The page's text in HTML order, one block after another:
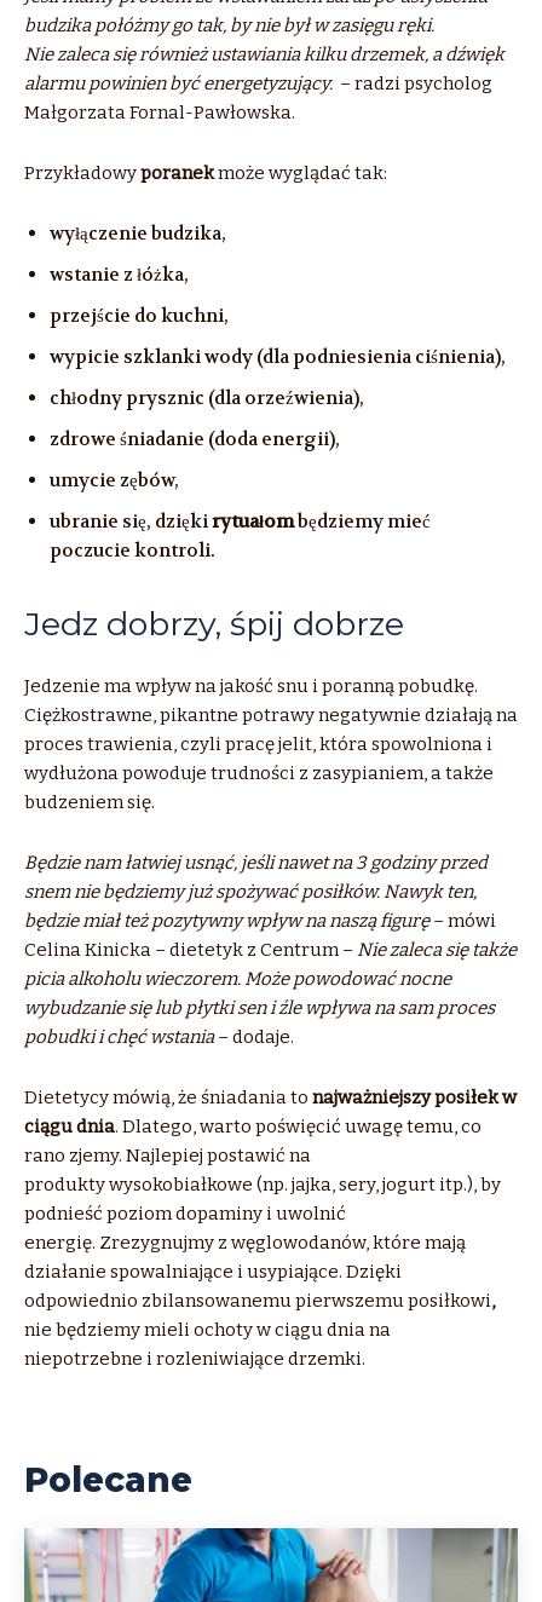
budzika połóżmy go tak, by nie był w zasięgu ręki.
Nie zaleca się również ustawiania kilku drzemek, a dźwięk
alarmu powinien być energetyzujący. – radzi psycholog
Małgorzata Fornal-Pawłowska.
Przykładowyporanekmoże wyglądać tak:
wyłączenie budzika,
wstanie z łóżka,
przejście do kuchni,
wypicie szklanki wody (dla podniesienia ciśnienia),
chłodny prysznic (dla orzeźwienia),
zdrowe śniadanie (doda energii),
umycie zębów,
ubranie się, dziękirytuałombędziemy mieć
poczucie kontroli.
Jedz dobrzy, śpij dobrze
Jedzenie ma wpływ na jakość snu i poranną pobudkę.
Ciężkostrawne, pikantne potrawy negatywnie działają na
proces trawienia, czyli pracę jelit, która spowolniona i
wydłużona powoduje trudności z zasypianiem, a także
budzeniem się.
Będzie nam łatwiej usnąć, jeśli nawet na 3 godziny przed
snem nie będziemy już spożywać posiłków. Nawyk ten,
będzie miał też pozytywny wpływ na naszą figurę– mówi
Celina Kinicka – dietetyk z Centrum –Nie zaleca się także
picia alkoholu wieczorem. Może powodować nocne
wybudzanie się lub płytki sen i źle wpływa na sam proces
pobudki i chęć wstania– dodaje.
Dietetycy mówią, że śniadania to najważniejszy posiłek w
ciągu dnia. Dlatego, warto poświęcić uwagę temu, co
rano zjemy. Najlepiej postawić na
produkty wysokobiałkowe (np. jajka, sery, jogurt itp.), by
podnieść poziom dopaminy i uwolnić
energię. Zrezygnujmy z węglowodanów, które mają
działanie spowalniające i usypiające. Dzięki
odpowiednio zbilansowanemu pierwszemu posiłkowi,
nie będziemy mieli ochoty w ciągu dnia na
niepotrzebne i rozleniwiające drzemki.
Polecane